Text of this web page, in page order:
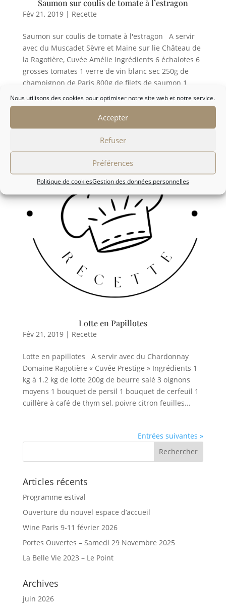
Nous utilisons des cookies pour optimiser notre site web et notre service.
Accepter
Refuser
Préférences
Politique de cookiesGestion des données personnelles
Saumon sur coulis de tomate à l’estragon
Fév 21, 2019| Recette
Saumon sur coulis de tomate à l'estragon A servir
avec du Muscadet Sèvre et Maine sur lie Château de
la Ragotière, Cuvée Amélie Ingrédients 6 échalotes 6
grosses tomates 1 verre de vin blanc sec 250g de
champignon de Paris 800g de filets de saumon 1
bouquet...
Lotte en Papillotes
Fév 21, 2019| Recette
Lotte en papillotes A servir avec du Chardonnay
Domaine Ragotière « Cuvée Prestige » Ingrédients 1
kg à 1.2 kg de lotte 200g de beurre salé 3 oignons
moyens 1 bouquet de persil 1 bouquet de cerfeuil 1
cuillère à café de thym sel, poivre citron feuilles...
Entrées suivantes »
Articles récents
Programme estival
Ouverture du nouvel espace d’accueil
Wine Paris 9-11 février 2026
Portes Ouvertes – Samedi 29 Novembre 2025
La Belle Vie 2023 – Le Point
Archives
juin 2026